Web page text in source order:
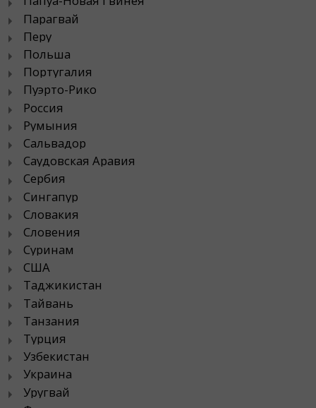
Парагвай
Перу
Польша
Португалия
Пуэрто-Рико
Россия
Румыния
Сальвадор
Саудовская Аравия
Сербия
Сингапур
Словакия
Словения
Суринам
США
Таджикистан
Тайвань
Танзания
Турция
Узбекистан
Украина
Уругвай